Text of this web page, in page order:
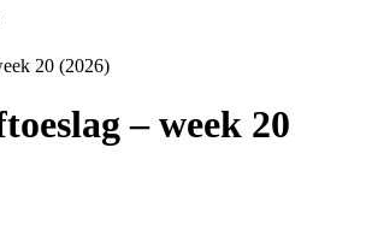
20 (2026)
– week 20